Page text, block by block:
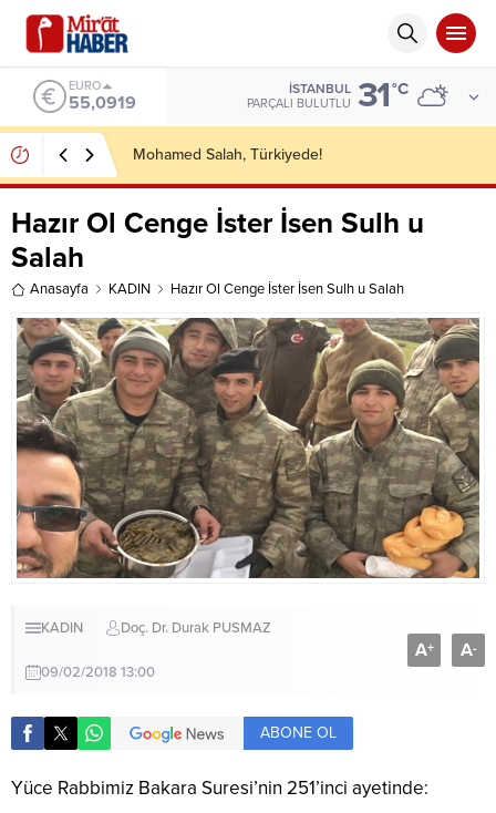
ALTIN
6.525,81
İSTANBUL
PARÇALI BULUTLU 31°C
VAHİY PENCERESİ/Allah’ı Unutan, Kendini de
Unutur
Hazır Ol Cenge İster İsen Sulh u
Salah
Anasayfa KADIN Hazır Ol Cenge İster İsen Sulh u Salah
KADIN Doç. Dr. Durak PUSMAZ
09/02/2018 13:00
A+ A-
ABONE OL
Yüce Rabbimiz Bakara Suresi’nin 251’inci ayetinde: